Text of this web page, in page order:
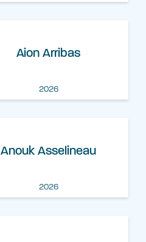
Aion Arribas
2026
Anouk Asselineau
2026